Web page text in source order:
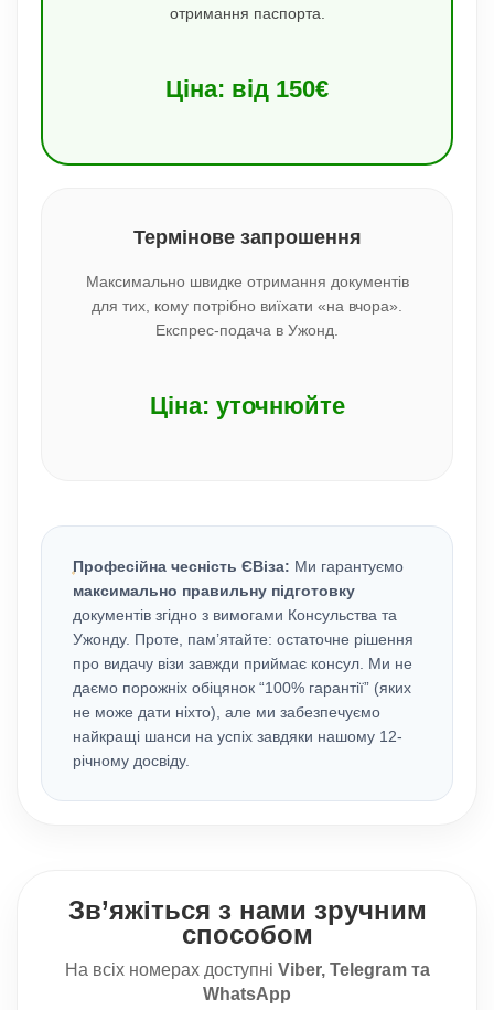
отримання паспорта.
Ціна: від 150€
Термінове запрошення
Максимально швидке отримання документів
для тих, кому потрібно виїхати «на вчора».
Експрес-подача в Ужонд.
Ціна: уточнюйте
Професійна чесність ЄВіза: Ми гарантуємо
максимально правильну підготовку
документів згідно з вимогами Консульства та
Ужонду. Проте, пам’ятайте: остаточне рішення
про видачу візи завжди приймає консул. Ми не
даємо порожніх обіцянок “100% гарантії” (яких
не може дати ніхто), але ми забезпечуємо
найкращі шанси на успіх завдяки нашому 12-
річному досвіду.
Зв’яжіться з нами зручним
способом
На всіх номерах доступні Viber, Telegram та
WhatsApp